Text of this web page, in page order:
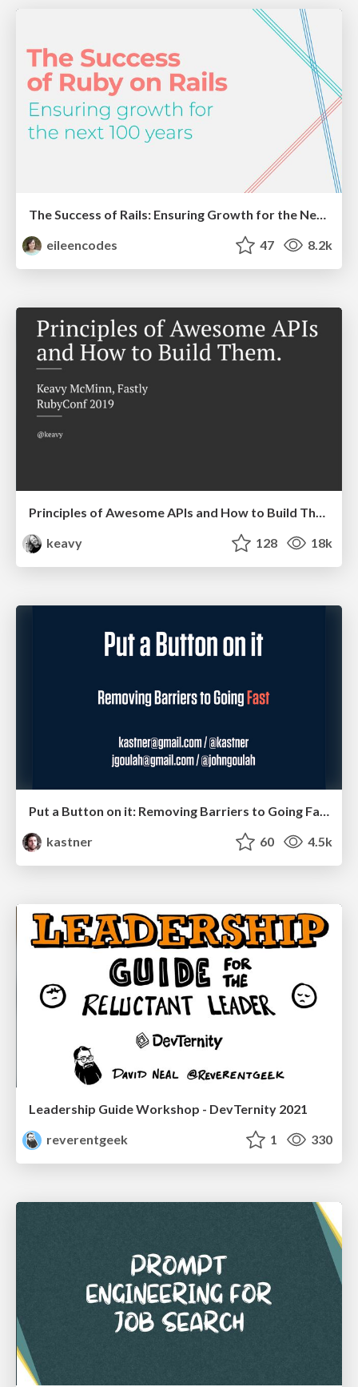
The Success of Rails: Ensuring Growth for the Next 100 Years
eileencodes
47 8.2k
Principles of Awesome APIs and How to Build Them.
keavy
128 18k
kastner
60 4.5k
Leadership Guide Workshop - DevTernity 2021
reverentgeek
1 330